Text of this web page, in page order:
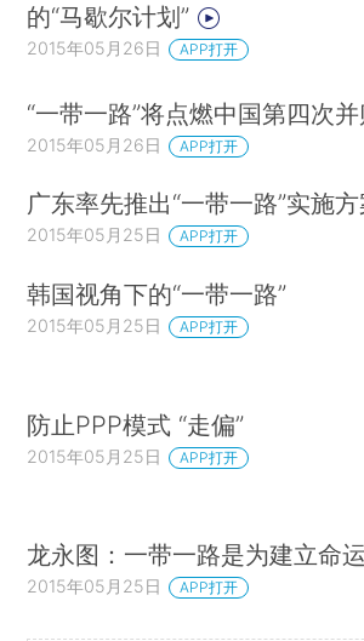
的“马歇尔计划”
2015年05月26日 APP打开
“一带一路”将点燃中国第四次
2015年05月26日 APP打开
广东率先推出“一带一路”实施
2015年05月25日 APP打开
韩国视角下的“一带一路”
2015年05月25日 APP打开
防止PPP模式 “走偏”
2015年05月25日 APP打开
龙永图：一带一路是为建立命
2015年05月25日 APP打开